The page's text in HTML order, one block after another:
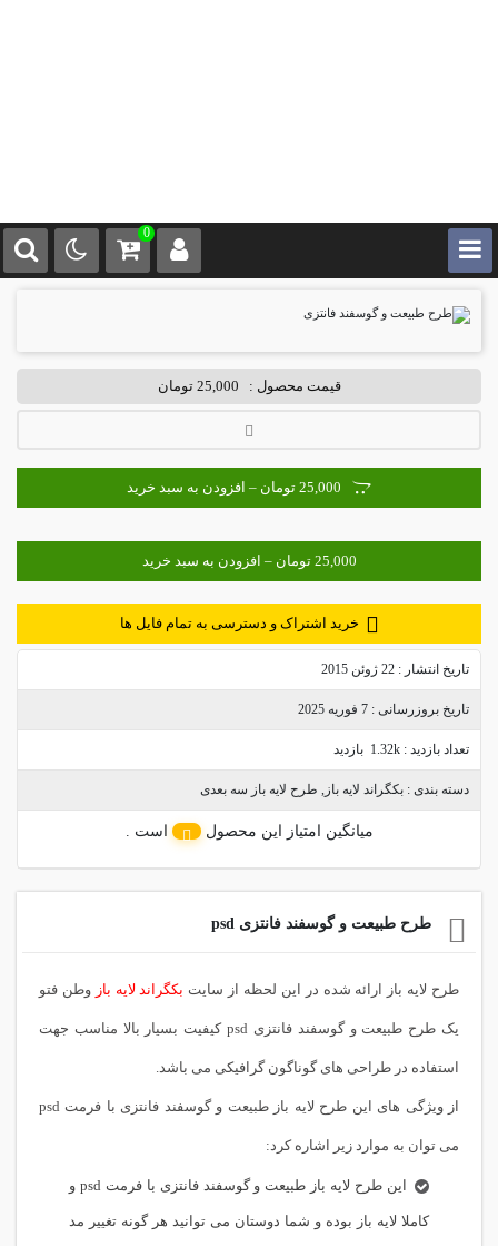
0
قیمت محصول : 25,000 تومان
25,000 تومان – افزودن به سبد خرید
خرید اشتراک و دسترسی به تمام فایل ها
تاریخ انتشار : 22 ژوئن 2015
تاریخ بروزرسانی : 7 فوریه 2025
تعداد بازدید : 1.32k بازدید
دسته بندی : بکگراند لایه باز , طرح لایه باز سه بعدی
میانگین امتیاز این محصول است .
طرح طبیعت و گوسفند فانتزی psd
طرح لایه باز ارائه شده در این لحظه از سایت بکگراند لایه باز وطن فتو
یک طرح طبیعت و گوسفند فانتزی psd کیفیت بسیار بالا مناسب جهت
استفاده در طراحی های گوناگون گرافیکی می باشد.
از ویژگی های این طرح لایه باز طبیعت و گوسفند فانتزی با فرمت psd
می توان به موارد زیر اشاره کرد:
این طرح لایه باز طبیعت و گوسفند فانتزی با فرمت psd و
کاملا لایه باز بوده و شما دوستان می توانید هر گونه تغییر مد